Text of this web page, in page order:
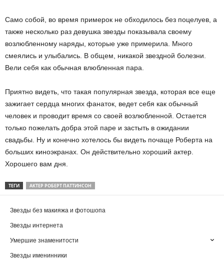
Само собой, во время примерок не обходилось без поцелуев, а
также несколько раз девушка звезды показывала своему
возлюбленному наряды, которые уже примерила. Много
смеялись и улыбались. В общем, никакой звездной болезни.
Вели себя как обычная влюбленная пара.
Приятно видеть, что такая популярная звезда, которая все еще
зажигает сердца многих фанаток, ведет себя как обычный
человек и проводит время со своей возлюбленной. Остается
только пожелать добра этой паре и застыть в ожидании
свадьбы. Ну и конечно хотелось бы видеть почаще Роберта на
больших киноэкранах. Он действительно хороший актер.
Хорошего вам дня.
ТЕГИ АКТЕР РОБЕРТ ПАТТИНСОН
Звезды без макияжа и фотошопа
Звезды интернета
Умершие знаменитости
Звезды именинники